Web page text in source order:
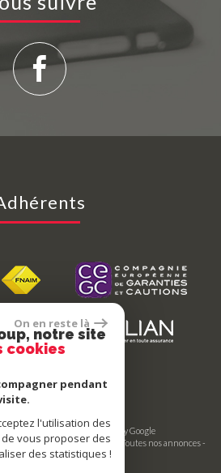
Adhérents
réservés | Traduction powered by Google
honoraires -Liens- Admin Toutes nos annonces-
Politique RGPD
On en reste là
notre site
cookies
pendant
l'utilisation des
vous proposer des
des statistiques !